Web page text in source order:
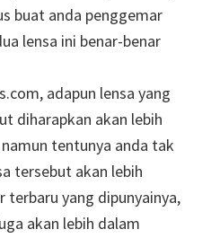
buat anda penggemar
lensa ini benar-benar
adapun lensa yang
diharapkan akan lebih
tentunya anda tak
tersebut akan lebih
yang dipunyainya,
akan lebih dalam